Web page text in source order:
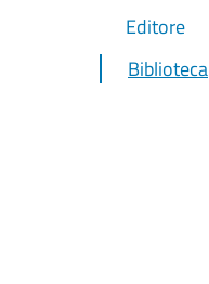
Editore
Biblioteca